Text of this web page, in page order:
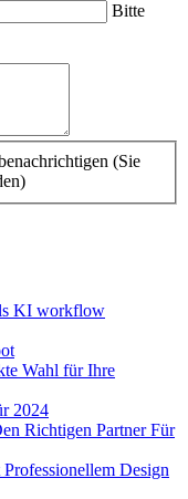
Bitte
(Sie
KI workflow
Wahl für Ihre
2024
Richtigen Partner Für
Design